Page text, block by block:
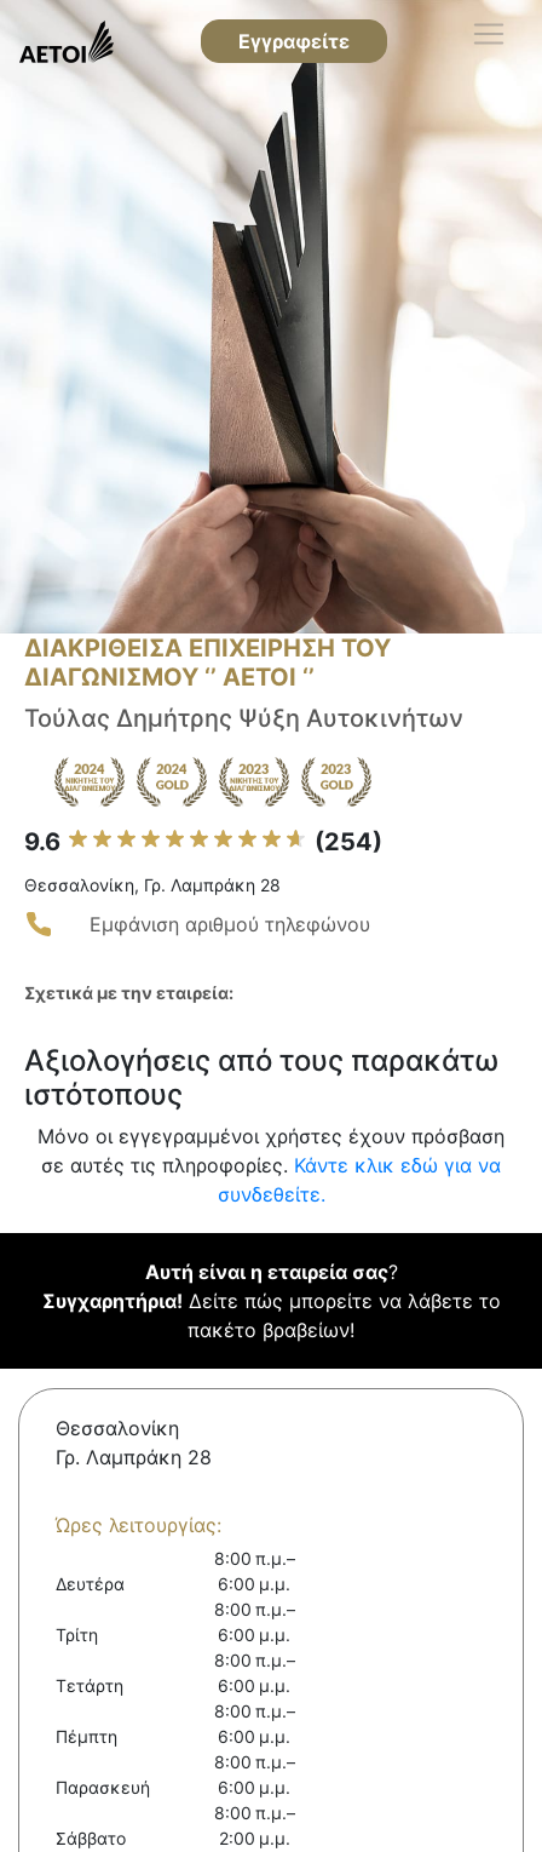
Εγγραφείτε
ΔΙΑΚΡΙΘΕΙΣΑ ΕΠΙΧΕΙΡΗΣΗ ΤΟΥ
ΔΙΑΓΩΝΙΣΜΟΥ ‘’ ΑΕΤΟΙ ‘’
Τούλας Δημήτρης Ψύξη Αυτοκινήτων
9.6 (254)
Θεσσαλονίκη, Γρ. Λαμπράκη 28
Εμφάνιση αριθμού τηλεφώνου
Σχετικά με την εταιρεία:
Αξιολογήσεις από τους παρακάτω
ιστότοπους
Μόνο οι εγγεγραμμένοι χρήστες έχουν πρόσβαση
σε αυτές τις πληροφορίες. Κάντε κλικ εδώ για να
συνδεθείτε.
Αυτή είναι η εταιρεία σας?
Συγχαρητήρια! Δείτε πώς μπορείτε να λάβετε το
πακέτο βραβείων!
Θεσσαλονίκη
Γρ. Λαμπράκη 28
Ώρες λειτουργίας:
Δευτέρα
8:00 π.μ.–
6:00 μ.μ.
Τρίτη
8:00 π.μ.–
6:00 μ.μ.
Τετάρτη
8:00 π.μ.–
6:00 μ.μ.
Πέμπτη
8:00 π.μ.–
6:00 μ.μ.
Παρασκευή
8:00 π.μ.–
6:00 μ.μ.
Σάββατο
8:00 π.μ.–
2:00 μ.μ.